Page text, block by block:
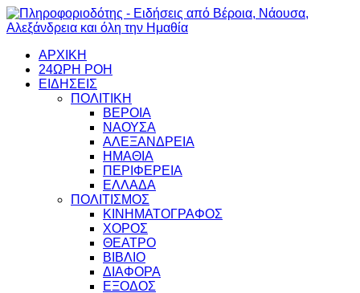
ΑΡΧΙΚΗ
24ΩΡΗ ΡΟΗ
ΕΙΔΗΣΕΙΣ
ΠΟΛΙΤΙΚΗ
ΒΕΡΟΙΑ
ΝΑΟΥΣΑ
ΑΛΕΞΑΝΔΡΕΙΑ
ΗΜΑΘΙΑ
ΠΕΡΙΦΕΡΕΙΑ
ΕΛΛΑΔΑ
ΠΟΛΙΤΙΣΜΟΣ
ΚΙΝΗΜΑΤΟΓΡΑΦΟΣ
ΧΟΡΟΣ
ΘΕΑΤΡΟ
ΒΙΒΛΙΟ
ΔΙΑΦΟΡΑ
ΕΞΟΔΟΣ